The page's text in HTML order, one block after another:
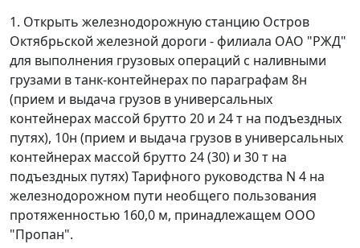
1. Открыть железнодорожную станцию Остров
Октябрьской железной дороги - филиала ОАО "РЖД"
для выполнения грузовых операций с наливными
грузами в танк-контейнерах по параграфам 8н
(прием и выдача грузов в универсальных
контейнерах массой брутто 20 и 24 т на подъездных
путях), 10н (прием и выдача грузов в универсальных
контейнерах массой брутто 24 (30) и 30 т на
подъездных путях) Тарифного руководства N 4 на
железнодорожном пути необщего пользования
протяженностью 160,0 м, принадлежащем ООО
"Пропан".